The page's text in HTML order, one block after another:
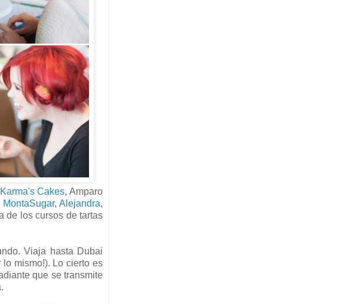
Karma's Cakes, Amparo
MontaSugar,Alejandra,
de los cursos de tartas
Viaja hasta Dubai
mismo!). Lo cierto es
que se transmite